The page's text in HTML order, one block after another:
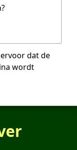
dat de
wordt